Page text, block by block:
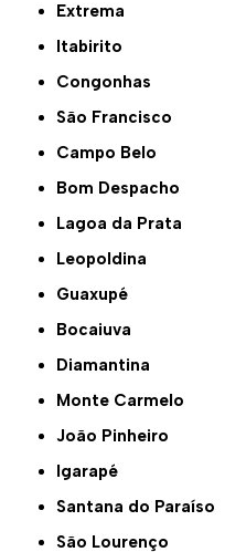
Extrema
Itabirito
Congonhas
São Francisco
Campo Belo
Bom Despacho
Lagoa da Prata
Leopoldina
Guaxupé
Bocaiuva
Diamantina
Monte Carmelo
João Pinheiro
Igarapé
Santana do Paraíso
São Lourenço